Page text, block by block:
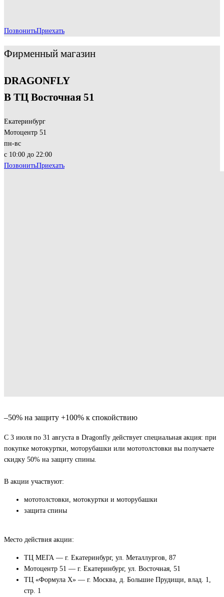
ПозвонитьПриехать
Фирменный магазин
DRAGONFLY
В ТЦ Восточная 51
Екатеринбург
Мотоцентр 51
пн-вс
с 10:00 до 22:00
ПозвонитьПриехать
–50% на защиту +100% к спокойствию
С 3 июля по 31 августа в Dragonfly действует специальная акция: при
покупке мотокуртки, моторубашки или мототолстовки вы получаете
скидку 50% на защиту спины.
В акции участвуют:
мототолстовки, мотокуртки и моторубашки
защита спины
Место действия акции:
ТЦ МЕГА — г. Екатеринбург, ул. Металлургов, 87
Мотоцентр 51 — г. Екатеринбург, ул. Восточная, 51
ТЦ «Формула Х» — г. Москва, д. Большие Прудищи, влад. 1,
стр. 1